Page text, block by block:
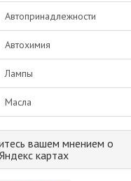
Автопринадлежности
Автохимия
Лампы
Масла
вашем мнением о
картах